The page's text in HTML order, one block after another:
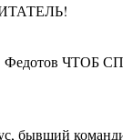
Федотов ЧТОБ
бывший